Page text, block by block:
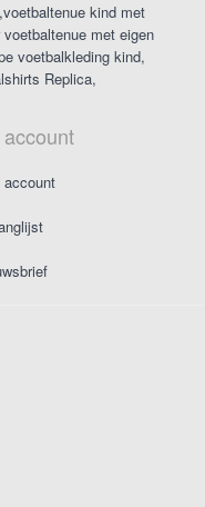
,voetbaltenue kind met
voetbaltenue met eigen
voetbalkleding kind
Replica
account